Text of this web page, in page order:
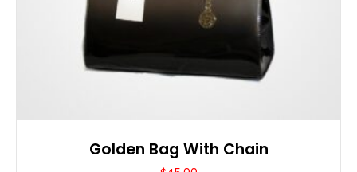
Golden Bag With Chain